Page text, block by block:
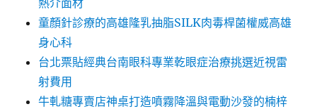
熱介面材
童顏針診療的高雄隆乳抽脂SILK肉毒桿菌權威高雄
身心科
台北票貼經典台南眼科專業乾眼症治療挑選近視雷
射費用
牛軋糖專賣店神桌打造噴霧降溫與電動沙發的楠梓